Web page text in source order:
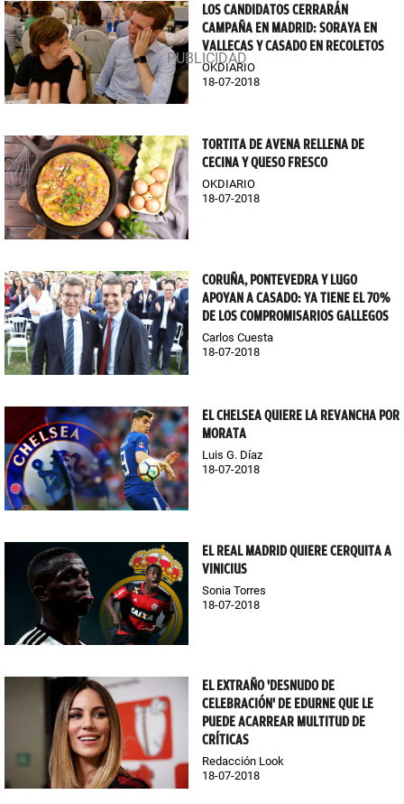
LOS CANDIDATOS CERRARÁN
CAMPAÑA EN MADRID: SORAYA EN
VALLECAS Y CASADO EN RECOLETOS
OKDIARIO
18-07-2018
TORTITA DE AVENA RELLENA DE
CECINA Y QUESO FRESCO
OKDIARIO
18-07-2018
CORUÑA, PONTEVEDRA Y LUGO
APOYAN A CASADO: YA TIENE EL 70%
DE LOS COMPROMISARIOS GALLEGOS
Carlos Cuesta
18-07-2018
EL CHELSEA QUIERE LA REVANCHA POR
MORATA
Luis G. Díaz
18-07-2018
EL REAL MADRID QUIERE CERQUITA A
VINICIUS
Sonia Torres
18-07-2018
EL EXTRAÑO 'DESNUDO DE
CELEBRACIÓN' DE EDURNE QUE LE
PUEDE ACARREAR MULTITUD DE
CRÍTICAS
Redacción Look
18-07-2018